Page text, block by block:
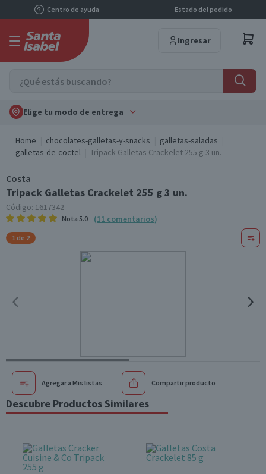
Centro de ayuda Estado del pedido
Ingresar
Elige tu modo de entrega
Home chocolates-galletas-y-snacks
galletas-saladas
galletas-de-coctel
Tripack Galletas Crackelet 255 g 3 un.
Costa
Tripack Galletas Crackelet 255 g 3 un.
Código: 1617342
Nota 5.0 (11 comentarios)
1 de 2
Agregar a Mis listas Compartir producto
Descubre Productos Similares